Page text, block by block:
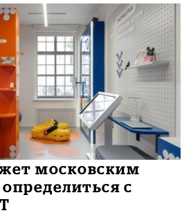
московским
с